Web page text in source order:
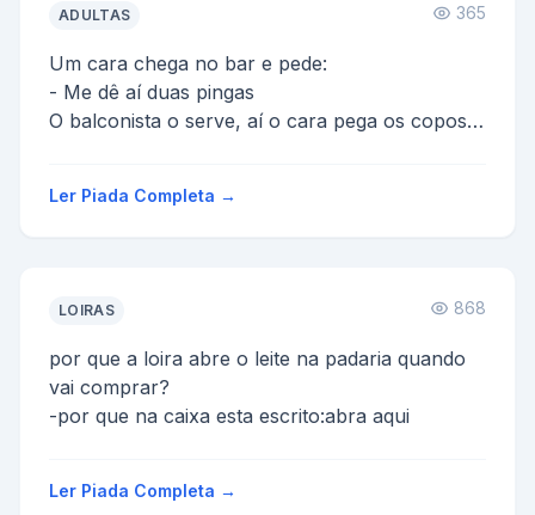
ADULTAS 365
Um cara chega no bar e pede:
- Me dê aí duas pingas
O balconista o serve, aí o cara pega os copos e
Ler Piada Completa →
LOIRAS 868
por que a loira abre o leite na padaria quando
vai comprar?
-por que na caixa esta escrito:abra aqui
Ler Piada Completa →